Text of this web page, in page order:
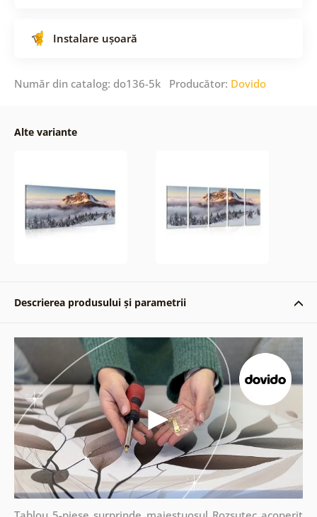
Instalare ușoară
Număr din catalog: do136-5k Producător: Dovido
Alte variante
Descrierea produsului și parametrii